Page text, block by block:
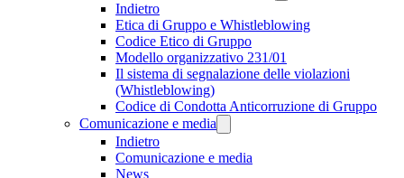
Indietro
Etica di Gruppo e Whistleblowing
Codice Etico di Gruppo
Modello organizzativo 231/01
Il sistema di segnalazione delle violazioni
(Whistleblowing)
Codice di Condotta Anticorruzione di Gruppo
Comunicazione e media
Indietro
Comunicazione e media
News